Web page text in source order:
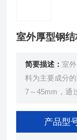
室外厚型钢
简要描述：室
料为主要成分
7～45mm，通
产品型